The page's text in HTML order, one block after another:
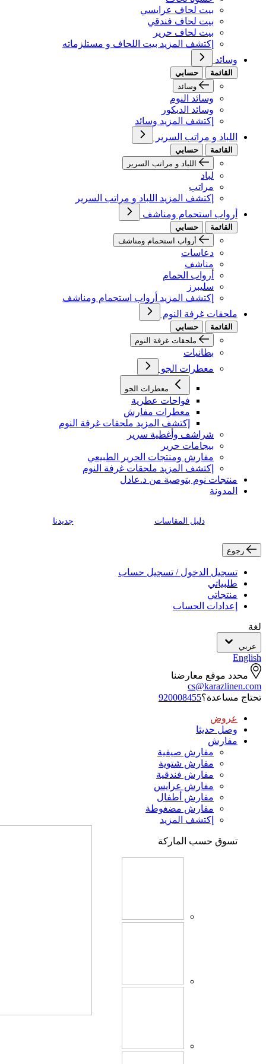
بيت لحاف عرايسي
بيت لحاف فندقي
بيت لحاف حرير
إكتشف المزيد بيت اللحاف و مستلزماته
وسائد
القائمة
حسابي
وسائد
وسائد النوم
وسائد الديكور
إكتشف المزيد وسائد
اللباد و مراتب السرير
القائمة
حسابي
اللباد و مراتب السرير
لباد
مراتب
إكتشف المزيد اللباد و مراتب السرير
أرواب استحمام ومناشف
القائمة
حسابي
أرواب استحمام ومناشف
دعاسات
مناشف
أرواب الحمام
سليبرز
إكتشف المزيد أرواب استحمام ومناشف
ملحقات غرفة النوم
القائمة
حسابي
ملحقات غرفة النوم
بطانيات
معطرات الجو
معطرات الجو
فواحات عطرية
معطرات مفارش
إكتشف المزيد ملحقات غرفة النوم
شراشف وأغطية سرير
بيجامات حرير
مفارش ومنتجات الحرير الطبيعي
إكتشف المزيد ملحقات غرفة النوم
منتجات نوم بتوصية من د.عادل
المدونة
دليل المقاسات جديدنا
رجوع
تسجيل الدخول / تسجيل حساب
طلبياتي
منتجاتي
إعدادات الحساب
لغة
عربي
English
محدد موقع معارضنا
cs@karazlinen.com
تحتاج مساعدة؟920008455
عروض
وصل حديثا
مفارش
مفارش صيفية
مفارش شتوية
مفارش فندقية
مفارش عرايس
مفارش أطفال
مفارش مضغوطة
إكتشف المزيد
تسوق حسب الماركة